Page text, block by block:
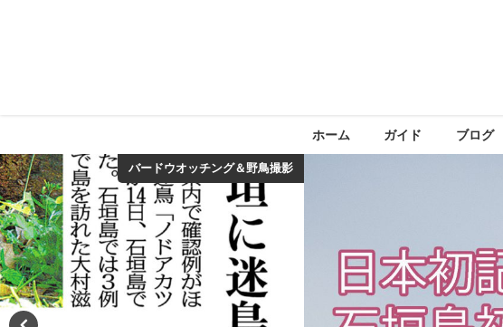
ホーム ガイド ブログ
バードウオッチング＆野鳥撮影